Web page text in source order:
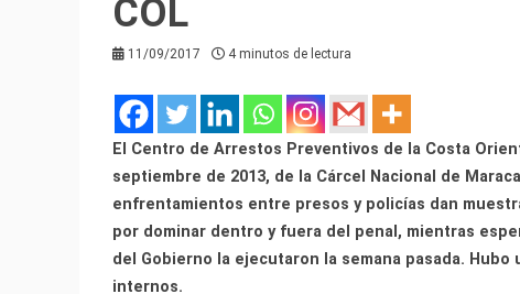
COL
11/09/2017 4 minutos de lectura
El Centro de Arrestos Preventivos de la Costa
septiembre de 2013, de la Cárcel Nacional de
enfrentamientos entre presos y policías dan
por dominar dentro y fuera del penal, mientras
del Gobierno la ejecutaron la semana pasada.
internos.